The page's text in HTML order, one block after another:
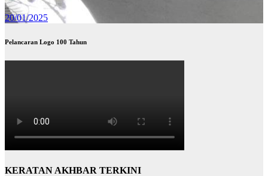
20/01/2025
Pelancaran Logo 100 Tahun
KERATAN AKHBAR TERKINI